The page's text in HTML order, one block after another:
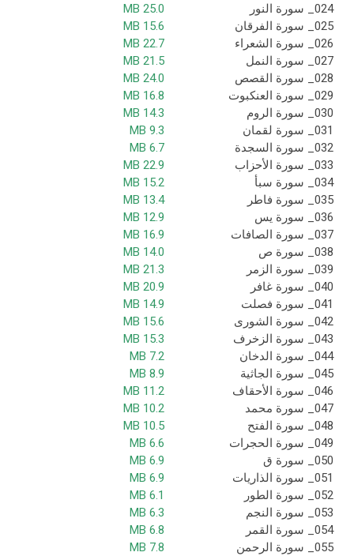
024_ سورة النور
25.0 MB
025_ سورة الفرقان
15.6 MB
026_ سورة الشعراء
22.7 MB
027_ سورة النمل
21.5 MB
028_ سورة القصص
24.0 MB
029_ سورة العنكبوت
16.8 MB
030_ سورة الروم
14.3 MB
031_ سورة لقمان
9.3 MB
032_ سورة السجدة
6.7 MB
033_ سورة الأحزاب
22.9 MB
034_ سورة سبأ
15.2 MB
035_ سورة فاطر
13.4 MB
036_ سورة يس
12.9 MB
037_ سورة الصافات
16.9 MB
038_ سورة ص
14.0 MB
039_ سورة الزمر
21.3 MB
040_ سورة غافر
20.9 MB
041_ سورة فصلت
14.9 MB
042_ سورة الشورى
15.6 MB
043_ سورة الزخرف
15.3 MB
044_ سورة الدخان
7.2 MB
045_ سورة الجاثية
8.9 MB
046_ سورة الأحقاف
11.2 MB
047_ سورة محمد
10.2 MB
048_ سورة الفتح
10.5 MB
049_ سورة الحجرات
6.6 MB
050_ سورة ق
6.9 MB
051_ سورة الذاريات
6.9 MB
052_ سورة الطور
6.1 MB
053_ سورة النجم
6.3 MB
054_ سورة القمر
6.8 MB
055_ سورة الرحمن
7.8 MB